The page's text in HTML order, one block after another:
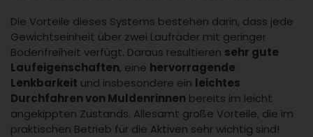
Die Vorteile dieses Systems bestehen darin, dass jede
Gewichtseinheit über zwei Laufräder mit geringer
Bodenfreiheit verfügt. Daraus resultieren sehr gute
Laufeigenschaften, eine hervorragende
Lenkbarkeit und insbesondere ein leichtes
Durchfahren von Muldenrinnen bereits im leicht
angekippten Zustands. Allesamt große Vorteile, die im
praktischen Betrieb für die Aktiven sehr wichtig sind!